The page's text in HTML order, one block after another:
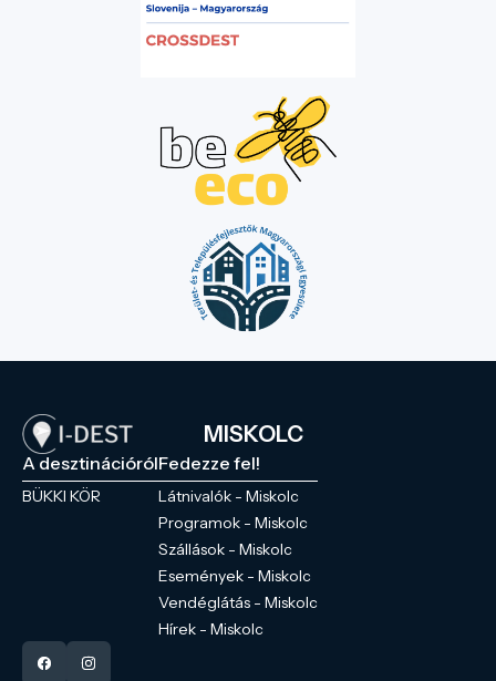
MISKOLC
A desztinációról
BÜKKI KÖR
Fedezze fel!
Látnivalók - Miskolc
Programok - Miskolc
Szállások - Miskolc
Események - Miskolc
Vendéglátás - Miskolc
Hírek - Miskolc